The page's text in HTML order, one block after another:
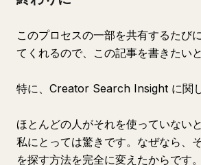
このプロセスの一部を共有するたび
てくれるので、この記事を書きたい
特に、Creator Search Insight に関し
ほとんどの人がそれを使っていない
私にとっては驚きです。なぜなら、
を探す方法を完全に変えたからです。